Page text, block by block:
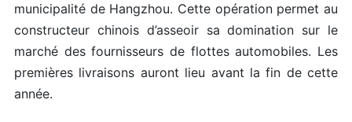
municipalité de Hangzhou. Cette opération permet au
constructeur chinois d’asseoir sa domination sur le
marché des fournisseurs de flottes automobiles. Les
premières livraisons auront lieu avant la fin de cette
année.